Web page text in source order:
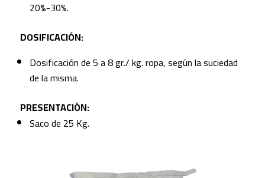
20%-30%.
DOSIFICACIÓN:
Dosificación de 5 a 8 gr./ kg. ropa, según la suciedad
de la misma.
PRESENTACIÓN:
Saco de 25 Kg.